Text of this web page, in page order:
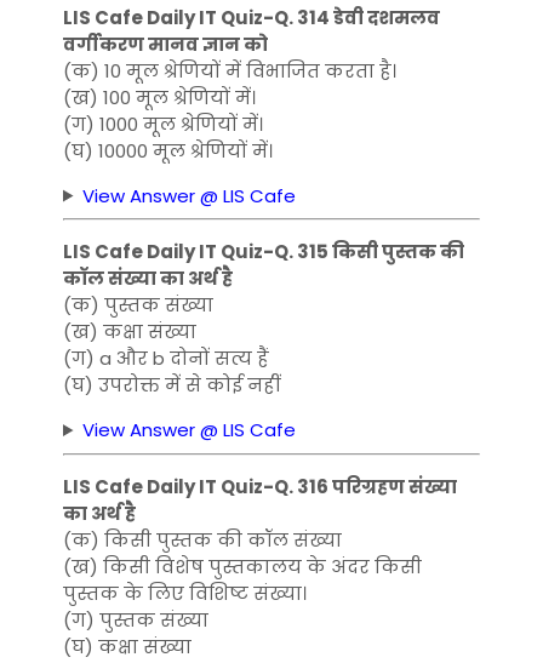
LIS Cafe Daily IT Quiz-Q. 314 डेवी दशमलव
वर्गीकरण मानव ज्ञान को
(क) 10 मूल श्रेणियों में विभाजित करता है।
(ख) 100 मूल श्रेणियों में।
(ग) 1000 मूल श्रेणियों में।
(घ) 10000 मूल श्रेणियों में।
View Answer @ LIS Cafe
LIS Cafe Daily IT Quiz-Q. 315 किसी पुस्तक की
कॉल संख्या का अर्थ है
(क) पुस्तक संख्या
(ख) कक्षा संख्या
(ग) a और b दोनों सत्य हैं
(घ) उपरोक्त में से कोई नहीं
View Answer @ LIS Cafe
LIS Cafe Daily IT Quiz-Q. 316 परिग्रहण संख्या
का अर्थ है
(क) किसी पुस्तक की कॉल संख्या
(ख) किसी विशेष पुस्तकालय के अंदर किसी
पुस्तक के लिए विशिष्ट संख्या।
(ग) पुस्तक संख्या
(घ) कक्षा संख्या